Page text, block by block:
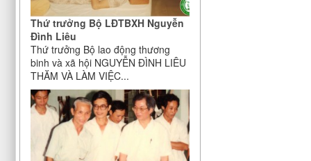
Thứ trưởng Bộ LĐTBXH Nguyễn
Đình Liêu
Thứ trưởng Bộ lao động thương
binh và xã hội NGUYỄN ĐÌNH LIÊU
THĂM VÀ LÀM VIỆC...